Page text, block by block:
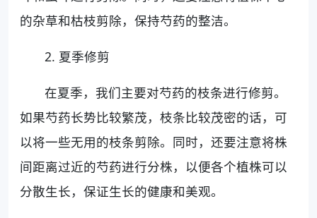
的杂草和枯枝剪除，保持芍药的整洁。
2. 夏季修剪
在夏季，我们主要对芍药的枝条进行修剪。
如果芍药长势比较繁茂，枝条比较茂密的话，可
以将一些无用的枝条剪除。同时，还要注意将株
间距离过近的芍药进行分株，以便各个植株可以
分散生长，保证生长的健康和美观。